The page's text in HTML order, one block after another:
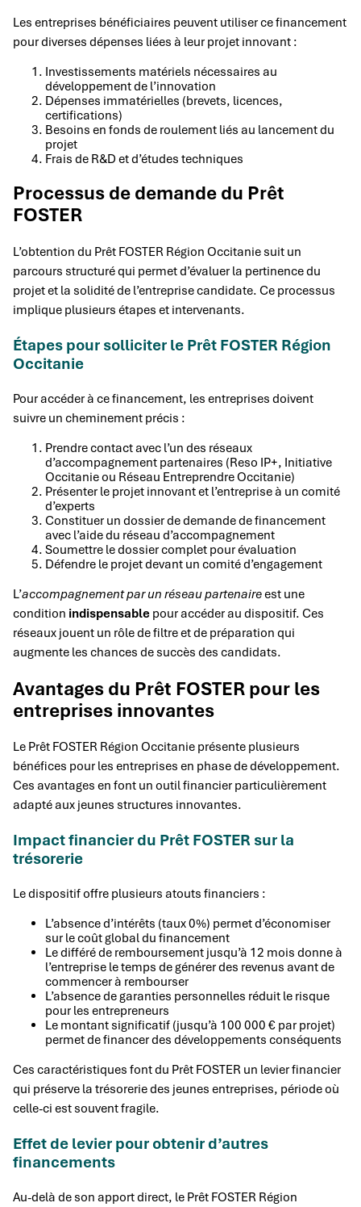
Les entreprises bénéficiaires peuvent utiliser ce financement
pour diverses dépenses liées à leur projet innovant :
Investissements matériels nécessaires au
développement de l’innovation
Dépenses immatérielles (brevets, licences,
certifications)
Besoins en fonds de roulement liés au lancement du
projet
Frais de R&D et d’études techniques
Processus de demande du Prêt
FOSTER
L’obtention du Prêt FOSTER Région Occitanie suit un
parcours structuré qui permet d’évaluer la pertinence du
projet et la solidité de l’entreprise candidate. Ce processus
implique plusieurs étapes et intervenants.
Étapes pour solliciter le Prêt FOSTER Région
Occitanie
Pour accéder à ce financement, les entreprises doivent
suivre un cheminement précis :
Prendre contact avec l’un des réseaux
d’accompagnement partenaires (Reso IP+, Initiative
Occitanie ou Réseau Entreprendre Occitanie)
Présenter le projet innovant et l’entreprise à un comité
d’experts
Constituer un dossier de demande de financement
avec l’aide du réseau d’accompagnement
Soumettre le dossier complet pour évaluation
Défendre le projet devant un comité d’engagement
L’accompagnement par un réseau partenaireest une
condition indispensable pour accéder au dispositif. Ces
réseaux jouent un rôle de filtre et de préparation qui
augmente les chances de succès des candidats.
Avantages du Prêt FOSTER pour les
entreprises innovantes
Le Prêt FOSTER Région Occitanie présente plusieurs
bénéfices pour les entreprises en phase de développement.
Ces avantages en font un outil financier particulièrement
adapté aux jeunes structures innovantes.
Impact financier du Prêt FOSTER sur la
trésorerie
Le dispositif offre plusieurs atouts financiers :
L’absence d’intérêts (taux 0%) permet d’économiser
sur le coût global du financement
Le différé de remboursement jusqu’à 12 mois donne à
l’entreprise le temps de générer des revenus avant de
commencer à rembourser
L’absence de garanties personnelles réduit le risque
pour les entrepreneurs
Le montant significatif (jusqu’à 100 000 € par projet)
permet de financer des développements conséquents
Ces caractéristiques font du Prêt FOSTER un levier financier
qui préserve la trésorerie des jeunes entreprises, période où
celle-ci est souvent fragile.
Effet de levier pour obtenir d’autres
financements
Au-delà de son apport direct, le Prêt FOSTER Région